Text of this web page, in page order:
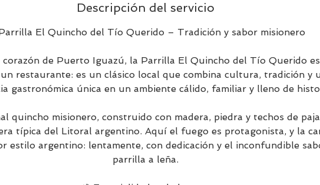
Descripción del servicio
El Quincho del Tío Querido – Tradición y sabor misionero
corazón de Puerto Iguazú, la Parrilla El Quincho del Tío Querido
restaurante: es un clásico local que combina cultura, tradición y
gastronómica única en un ambiente cálido, familiar y lleno de
quincho misionero, construido con madera, piedra y techos de
típica del Litoral argentino. Aquí el fuego es protagonista, y la
estilo argentino: lentamente, con dedicación y el inconfundible
parrilla a leña.